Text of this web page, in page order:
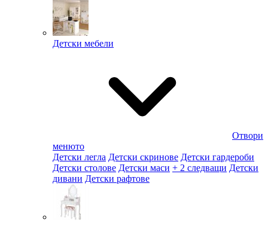
Детски мебели
Отвори
менюто
Детски легла Детски скринове Детски гардероби
Детски столове Детски маси + 2 следващи Детски
дивани Детски рафтове